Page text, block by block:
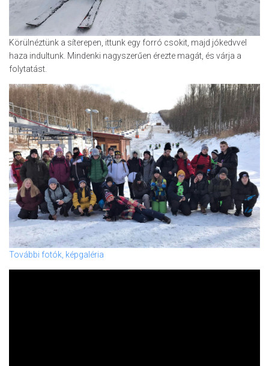
Körülnéztünk a síterepen, ittunk egy forró csokit, majd jókedvvel
haza indultunk. Mindenki nagyszerűen érezte magát, és várja a
folytatást.
További fotók, képgaléria